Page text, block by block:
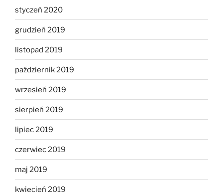
styczeń 2020
grudzień 2019
listopad 2019
październik 2019
wrzesień 2019
sierpień 2019
lipiec 2019
czerwiec 2019
maj 2019
kwiecień 2019